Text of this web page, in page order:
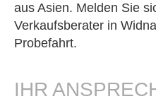
aus Asien. Melden Sie
Verkaufsberater in
Probefahrt.
IHR